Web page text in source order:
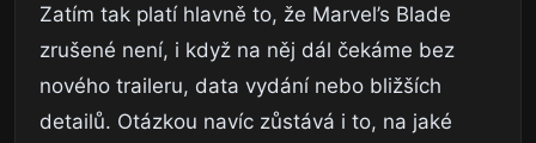
Zatím tak platí hlavně to, že Marvel’s Blade
zrušené není, i když na něj dál čekáme bez
nového traileru, data vydání nebo bližších
detailů. Otázkou navíc zůstává i to, na jaké